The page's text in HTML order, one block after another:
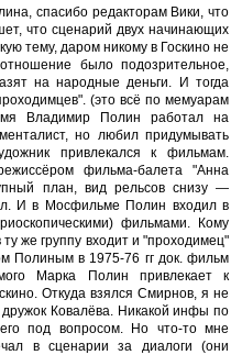
спасибо редакторам Вики, что
что сценарий двух начинающих
тему, даром никому в Госкино не
было подозрительное,
на народные деньги. И тогда
(это всё по мемуарам
Владимир Полин работал на
но любил придумывать
привлекался к фильмам.
фильма-балета "Анна
план, вид рельсов снизу —
И в Мосфильме Полин входил в
фильмами. Кому
же группу входит и "проходимец"
Полиным в 1975-76 гг док. фильм
Марка Полин привлекает к
Откуда взялся Смирнов, я не
Ковалёва. Никакой инфы по
под вопросом. Но что-то мне
в сценарии за диалоги (они